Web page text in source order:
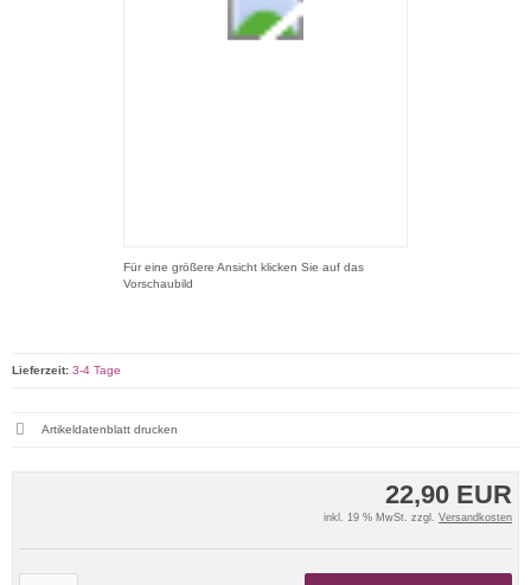
Für eine größere Ansicht klicken Sie auf das
Vorschaubild
22,90 EUR
inkl. 19 % MwSt. zzgl. Versandkosten
Lieferzeit: 3-4 Tage
Artikeldatenblatt drucken